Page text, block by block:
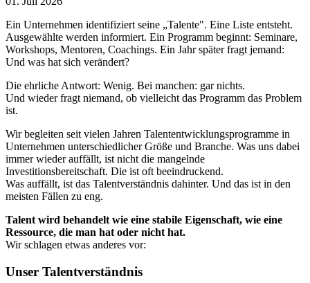
Ein Unternehmen identifiziert seine „Talente". Eine Liste entsteht.
Ausgewählte werden informiert. Ein Programm beginnt: Seminare,
Workshops, Mentoren, Coachings. Ein Jahr später fragt jemand:
Und was hat sich verändert?
Die ehrliche Antwort: Wenig. Bei manchen: gar nichts.
Und wieder fragt niemand, ob vielleicht das Programm das Problem
ist.
Wir begleiten seit vielen Jahren Talententwicklungsprogramme in
Unternehmen unterschiedlicher Größe und Branche. Was uns dabei
immer wieder auffällt, ist nicht die mangelnde
Investitionsbereitschaft. Die ist oft beeindruckend.
Was auffällt, ist das Talentverständnis dahinter. Und das ist in den
meisten Fällen zu eng.
Talent wird behandelt wie eine stabile Eigenschaft, wie eine
Ressource, die man hat oder nicht hat.
Wir schlagen etwas anderes vor:
Unser Talentverständnis